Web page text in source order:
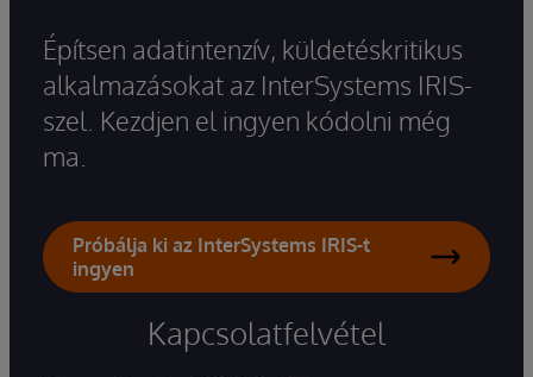
Építsen adatintenzív, küldetéskritikus
alkalmazásokat az InterSystems IRIS-
szel. Kezdjen el ingyen kódolni még
ma.
Próbálja ki az InterSystems IRIS-t
ingyen
Kapcsolatfelvétel